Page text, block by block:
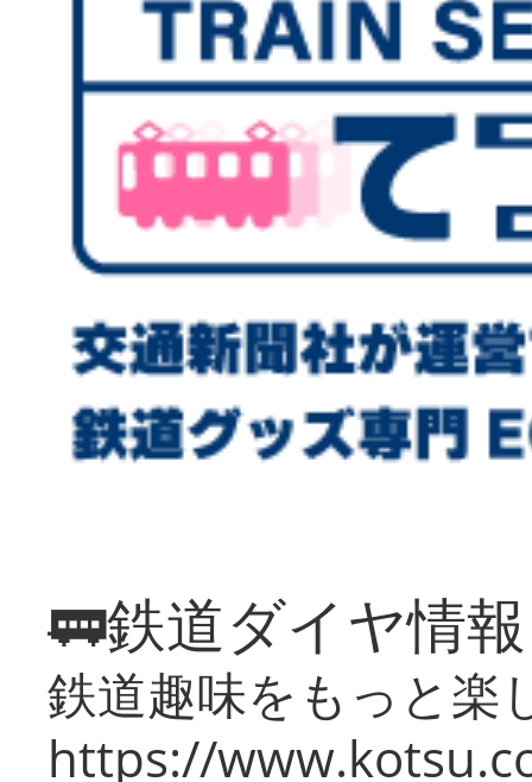
🚃鉄道ダイヤ情
鉄道趣味をもっと楽
https://